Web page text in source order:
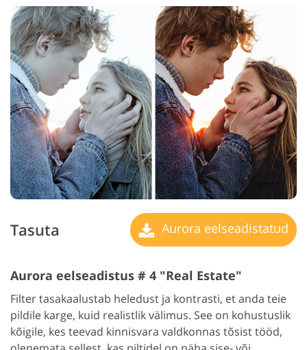
Tasuta Aurora eelseadistatud
Aurora eelseadistus # 4 "Real Estate"
Filter tasakaalustab heledust ja kontrasti, et anda teie
pildile karge, kuid realistlik välimus. See on kohustuslik
kõigile, kes teevad kinnisvara valdkonnas tõsist tööd,